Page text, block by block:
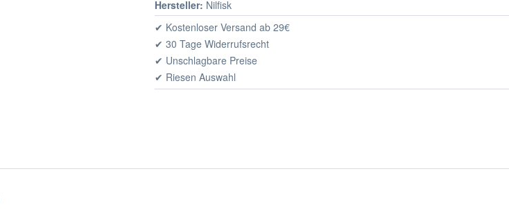
Hersteller: Nilfisk
✔ Kostenloser Versand ab 29€
✔ 30 Tage Widerrufsrecht
✔ Unschlagbare Preise
✔ Riesen Auswahl